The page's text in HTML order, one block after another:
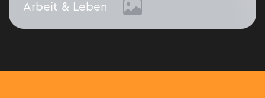
Arbeit & Leben